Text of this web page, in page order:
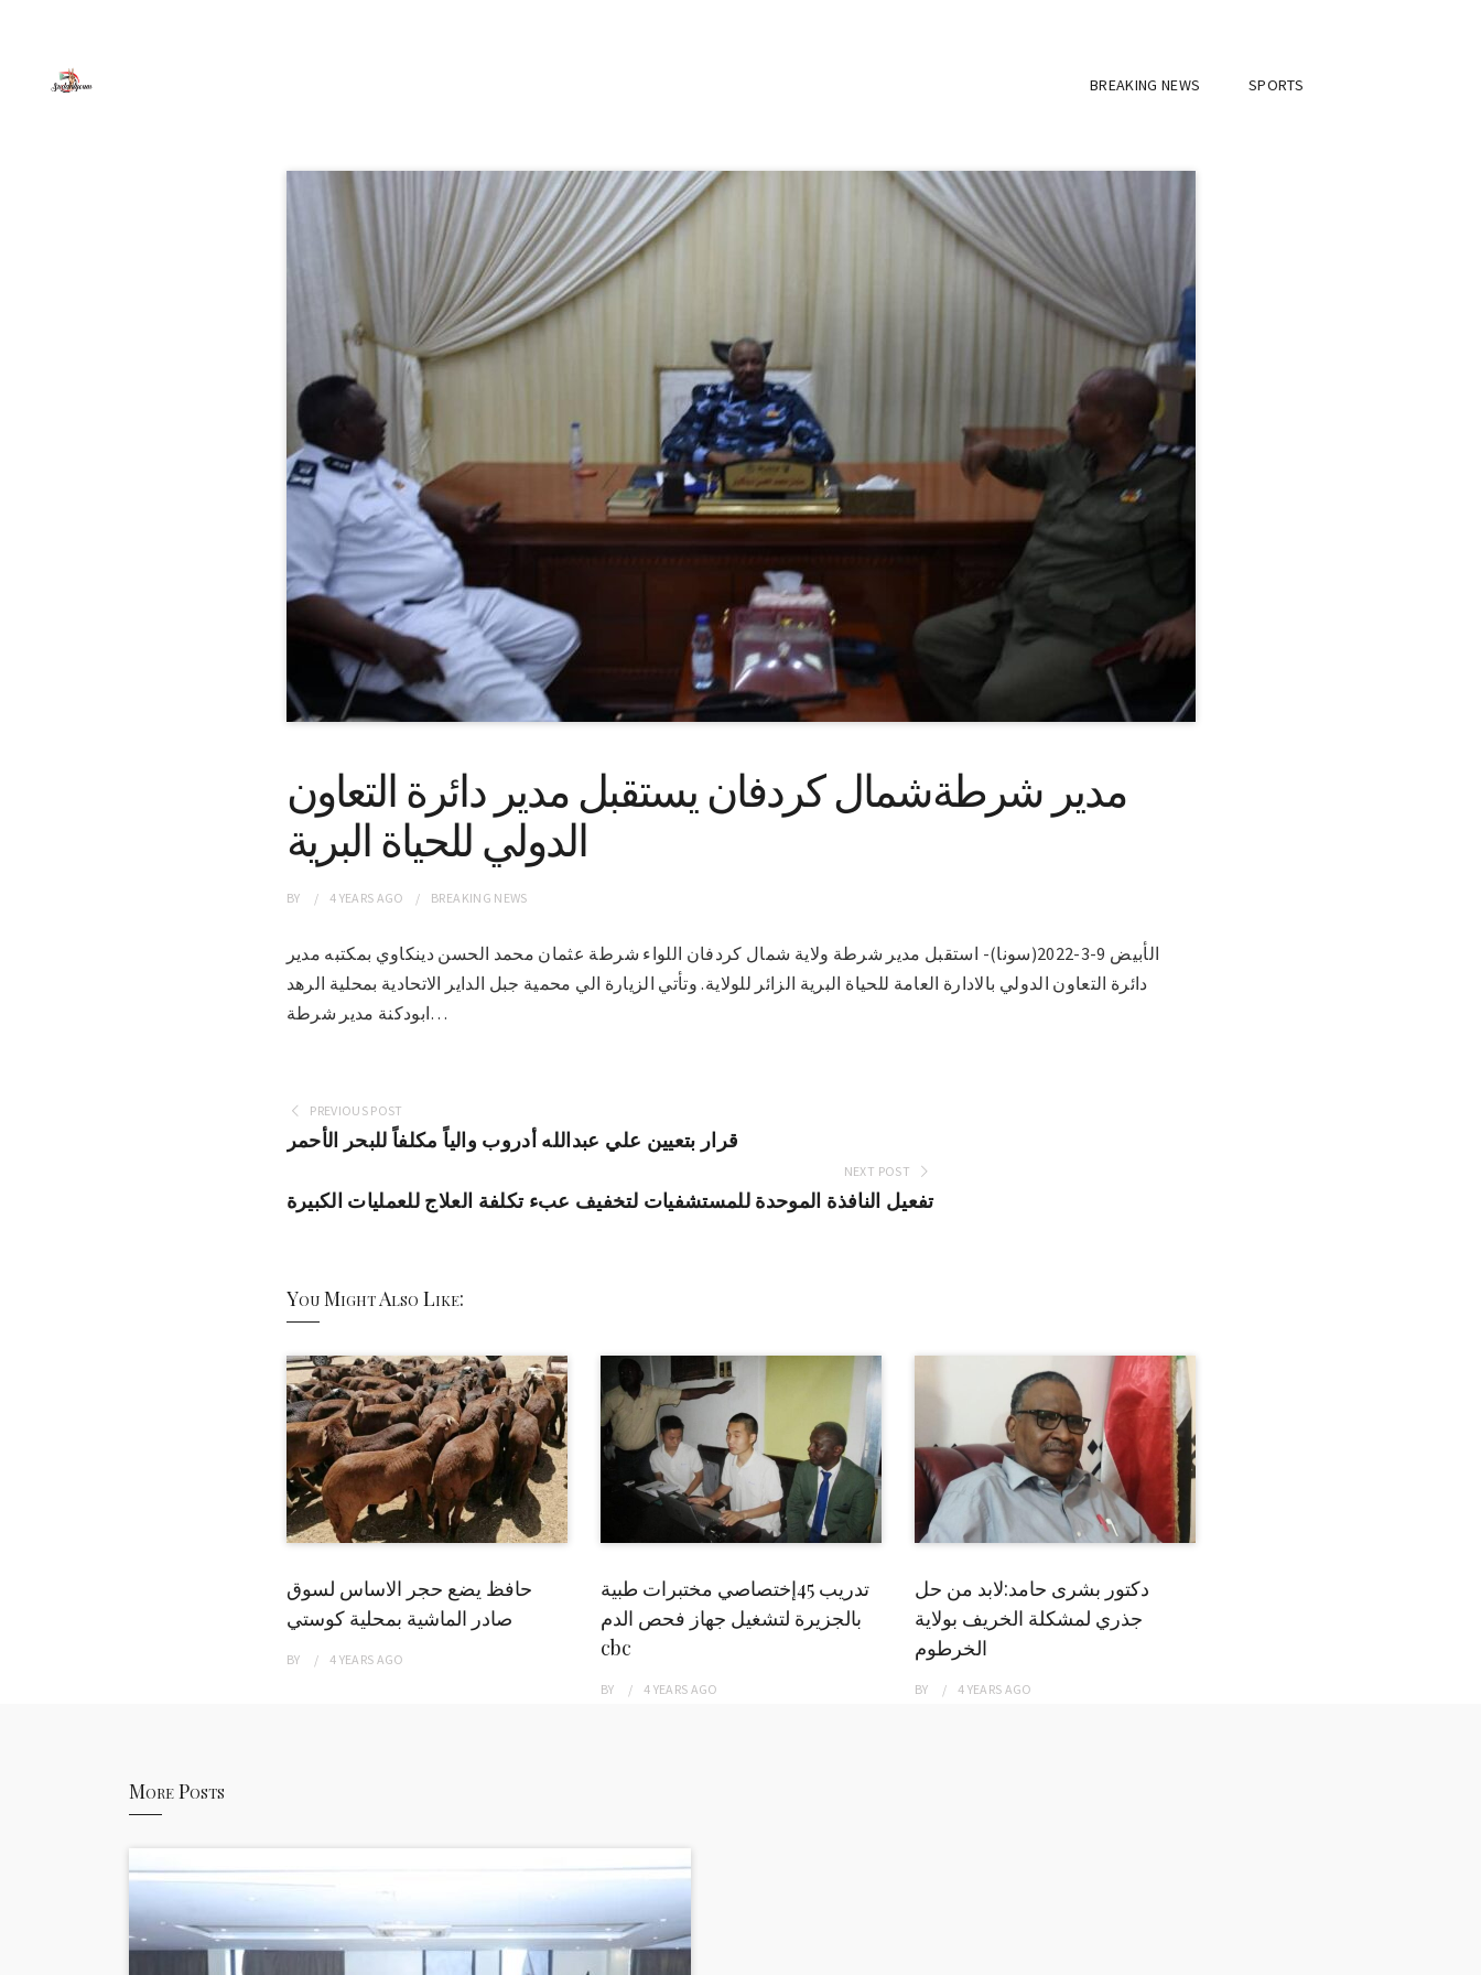
BREAKING NEWS SPORTS
مدير شرطةشمال كردفان يستقبل مدير دائرة التعاون
الدولي للحياة البرية
BY 4 YEARS AGO BREAKING NEWS
الأبيض 9-3-2022(سونا)- استقبل مدير شرطة ولاية شمال كردفان اللواء شرطة عثمان محمد الحسن دينكاوي بمكتبه مدير
دائرة التعاون الدولي بالادارة العامة للحياة البرية الزائر للولاية. وتأتي الزيارة الي محمية جبل الداير الاتحادية بمحلية الرهد
ابودكنة مدير شرطة…
PREVIOUS POST
قرار بتعيين علي عبدالله أدروب والياً مكلفاً للبحر الأحمر
NEXT POST
تفعيل النافذة الموحدة للمستشفيات لتخفيف عبء تكلفة العلاج للعمليات الكبيرة
You Might Also Like:
حافظ يضع حجر الاساس لسوق
صادر الماشية بمحلية كوستي
BY 4 YEARS AGO
تدريب 45إختصاصي مختبرات طبية
بالجزيرة لتشغيل جهاز فحص الدم
cbc
BY 4 YEARS AGO
دكتور بشرى حامد:لابد من حل
جذري لمشكلة الخريف بولاية
الخرطوم
BY 4 YEARS AGO
More Posts